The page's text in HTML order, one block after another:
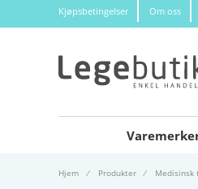
Kjøpsbetingelser Om oss
Hjem Produkter Medisinsk